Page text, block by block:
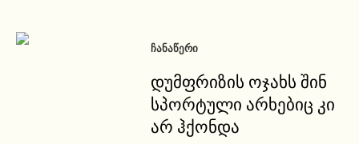
ᲩᲐᲜᲐᲬᲔᲠᲘ
დუმფრიზის ოჯახს შინ
სპორტული არხებიც კი
არ ჰქონდა